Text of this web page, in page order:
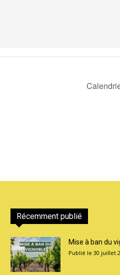
Récemment publié
Mise à ban du
30 juillet